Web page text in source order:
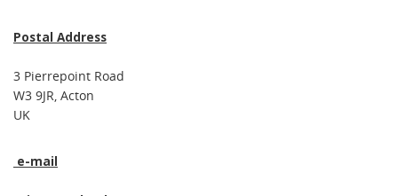
Postal Address
3 Pierrepoint Road
W3 9JR, Acton
UK
e-mail